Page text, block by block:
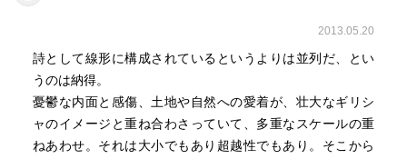
2013.05.20
詩として線形に構成されているというよりは並列だ、とい
うのは納得。
憂鬱な内面と感傷、土地や自然への愛着が、壮大なギリシ
ャのイメージと重ね合わさっていて、多重なスケールの重
ねあわせ。それは大小でもあり超越性でもあり。そこから